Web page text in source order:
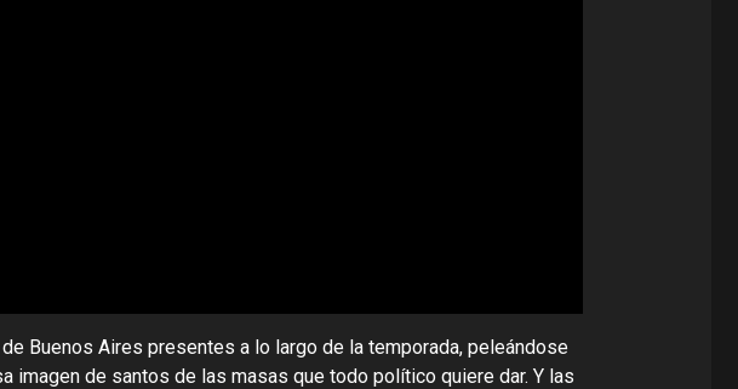
Buenos Aires presentes a lo largo de la temporada, peleándose
imagen de santos de las masas que todo político quiere dar. Y las